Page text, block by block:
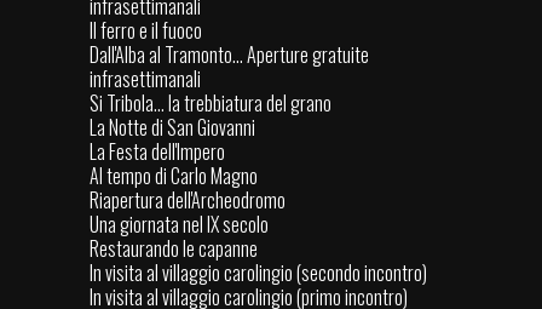
infrasettimanali
Il ferro e il fuoco
Dall'Alba al Tramonto... Aperture gratuite
infrasettimanali
Si Tribola... la trebbiatura del grano
La Notte di San Giovanni
La Festa dell'Impero
Al tempo di Carlo Magno
Riapertura dell'Archeodromo
Una giornata nel IX secolo
Restaurando le capanne
In visita al villaggio carolingio (secondo incontro)
In visita al villaggio carolingio (primo incontro)